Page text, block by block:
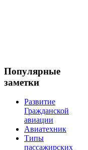
Популярные
заметки
Развитие
Гражданской
авиации
Авиатехник
Типы
пассажирских